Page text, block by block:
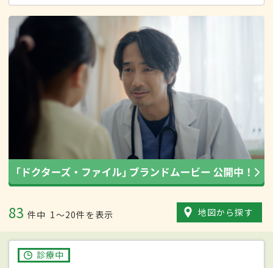
83 件中 1〜20件を表示 地図から探す
診療中